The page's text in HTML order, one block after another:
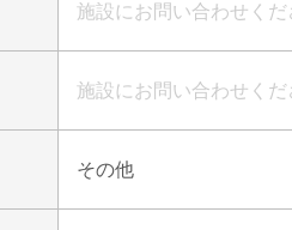
施設にお問い合わせくだ
施設にお問い合わせくだ
その他